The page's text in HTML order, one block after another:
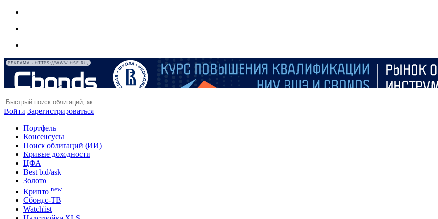
РЕКЛАМА • HTTPS://WWW.HSE.RU/
Войти Зарегистрироваться
Портфель
Консенсусы
Поиск облигаций (ИИ)
Кривые доходности
ЦФА
Best bid/ask
Золото
Крипто new
Сбондс-ТВ
Watchlist